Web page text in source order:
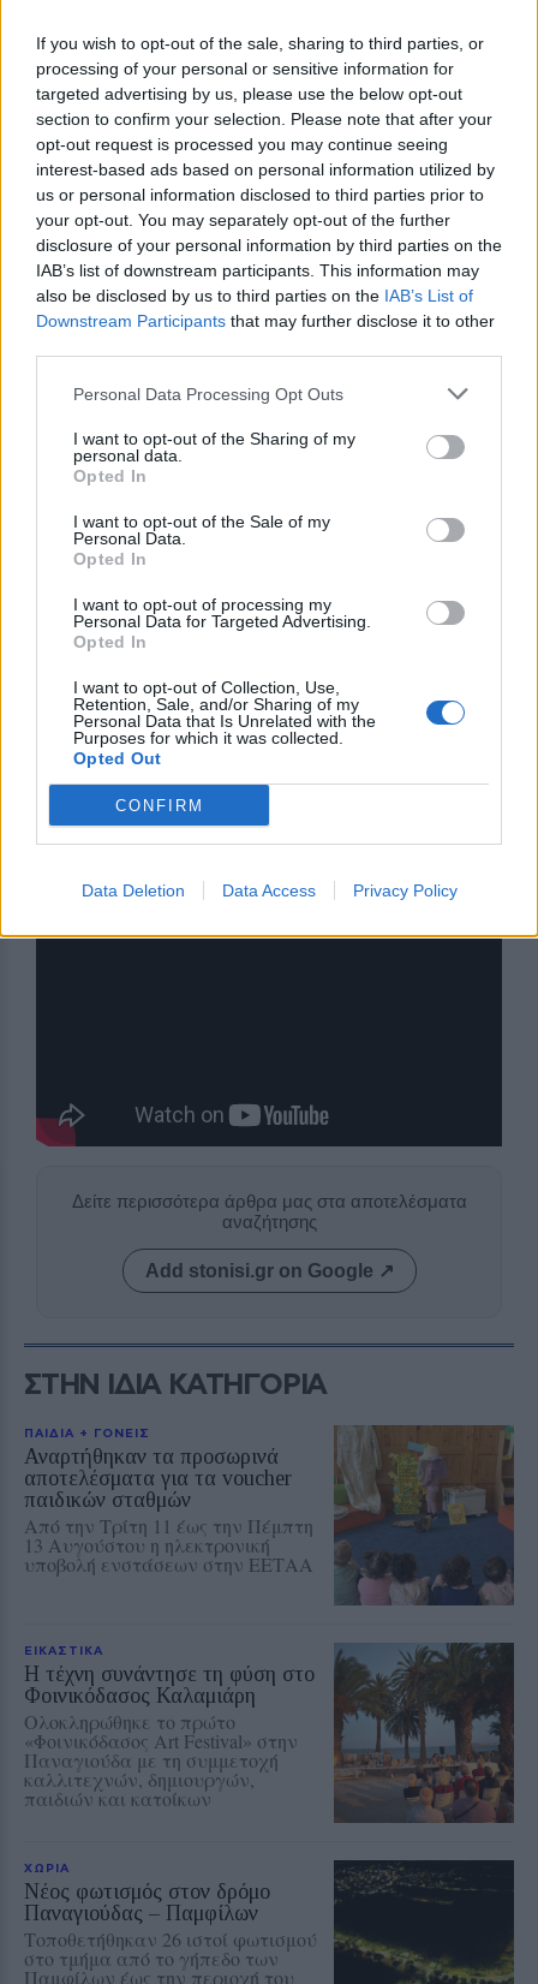
If you wish to opt-out of the sale, sharing to third parties, or
processing of your personal or sensitive information for
targeted advertising by us, please use the below opt-out
section to confirm your selection. Please note that after your
opt-out request is processed you may continue seeing
interest-based ads based on personal information utilized by
us or personal information disclosed to third parties prior to
your opt-out. You may separately opt-out of the further
disclosure of your personal information by third parties on the
IAB’s list of downstream participants. This information may
also be disclosed by us to third parties on the IAB’s List of
Downstream Participants that may further disclose it to other
Personal Data Processing Opt Outs
I want to opt-out of the Sharing of my
personal data.
Opted In
I want to opt-out of the Sale of my
Personal Data.
Opted In
I want to opt-out of processing my
Personal Data for Targeted Advertising.
Opted In
I want to opt-out of Collection, Use,
Retention, Sale, and/or Sharing of my
Personal Data that Is Unrelated with the
Purposes for which it was collected.
Opted Out
CONFIRM
Data Deletion Data Access Privacy Policy
είχε ως αποτέλεσμα να λύνονται γρήγορα τα
προβλήματα που εμφανίζονταν. Κι αυτό φάνηκε
στα πολύ θετικά μηνύματα που υπήρξαν από την
πλειοψηφία των επισκεπτών. ΗΑντιδήμαρχος
Τουρισμού Δυτικής Λέσβου Αφροδίτη Βατή
σημείωσε πως θα ήταν λάθος να πέσει όλο το
βάρος στην Τουρκική τουριστική αγορά και τόνισε
την ανάγκη να υπάρχει ισόρροπη ανάπτυξη όλων
των αγορών. Σε ότι αφορά την επιμήκυνση της
τουριστικής περιόδου είπε πως θα πρέπει να
υπάρξει σχεδιασμός και συνεργασία. Ως
παράδειγμα ανέφερε πως τον Οκτώβριο έρχονταν
εστιατόρια και άλλες επιχειρήσεις για να τους
εξυπηρετήσουν καθώς οι περισσότερες έκλεισαν
στα τέλη του Σεπτεμβρίου.Ο Αντιδήμαρχος
Τουρισμού της Μυτιλήνης Νίκος Γιαννάκας
μεταξύ άλλων τόνισε πως το 2024 ήταν μια πολύ
καλή χρονιά και είπε πως θα πρέπει να γίνεται
στοχευμένη προβολή.
ΔΙΑΦΗΜΙΣΗ
Δείτε περισσότερα άρθρα μας στα αποτελέσματα
αναζήτησης
Add stonisi.gr on Google ↗
ΣΤΗΝ ΙΔΙΑ ΚΑΤΗΓΟΡΙΑ
ΠΑΙΔΙΑ + ΓΟΝΕΙΣ
Αναρτήθηκαν τα προσωρινά
αποτελέσματα για τα voucher
παιδικών σταθμών
Από την Τρίτη 11 έως την Πέμπτη
13 Αυγούστου η ηλεκτρονική
υποβολή ενστάσεων στην ΕΕΤΑΑ
ΕΙΚΑΣΤΙΚΑ
Η τέχνη συνάντησε τη φύση στο
Φοινικόδασος Καλαμιάρη
Ολοκληρώθηκε το πρώτο
«Φοινικόδασος Art Festival» στην
Παναγιούδα με τη συμμετοχή
καλλιτεχνών, δημιουργών,
παιδιών και κατοίκων
ΧΩΡΙΑ
Νέος φωτισμός στον δρόμο
Παναγιούδας – Παμφίλων
Τοποθετήθηκαν 26 ιστοί φωτισμού
στο τμήμα από το γήπεδο των
Παμφίλων έως την περιοχή του